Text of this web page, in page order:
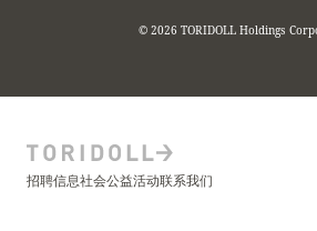
© 2026 TORIDOLL Holdings
招聘信息社会公益活动联系我们